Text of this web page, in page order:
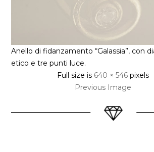
Anello di fidanzamento “Galassia”, con
etico e tre punti luce.
Full size is 640 × 546pixels
Previous Image